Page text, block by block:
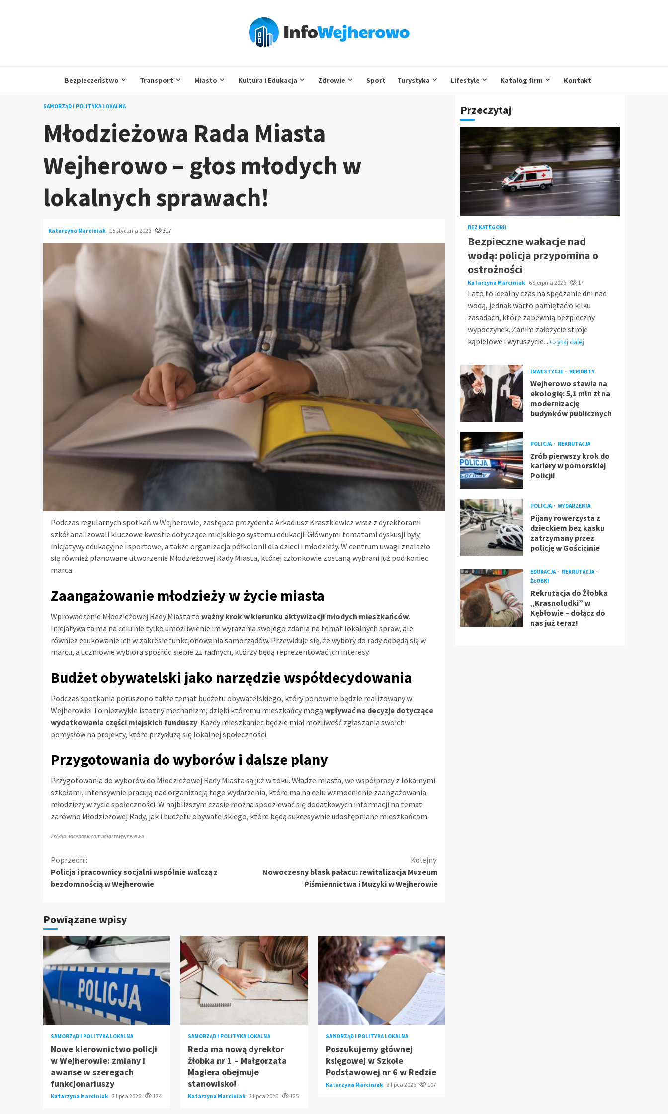
Bezpieczeństwo Transport Miasto Kultura i Edukacja Zdrowie Sport Turystyka Lifestyle Katalog firm Kontakt
SAMORZĄD I POLITYKA LOKALNA
Młodzieżowa Rada Miasta
Wejherowo – głos młodych w
lokalnych sprawach!
Katarzyna Marciniak 15 stycznia 2026 317
Podczas regularnych spotkań w Wejherowie, zastępca prezydenta Arkadiusz Kraszkiewicz wraz z dyrektorami
szkół analizowali kluczowe kwestie dotyczące miejskiego systemu edukacji. Głównymi tematami dyskusji były
inicjatywy edukacyjne i sportowe, a także organizacja półkolonii dla dzieci i młodzieży. W centrum uwagi znalazło
się również planowane utworzenie Młodzieżowej Rady Miasta, której członkowie zostaną wybrani już pod koniec
marca.
Zaangażowanie młodzieży w życie miasta
Wprowadzenie Młodzieżowej Rady Miasta to ważny krok w kierunku aktywizacji młodych mieszkańców.
Inicjatywa ta ma na celu nie tylko umożliwienie im wyrażania swojego zdania na temat lokalnych spraw, ale
również edukowanie ich w zakresie funkcjonowania samorządów. Przewiduje się, że wybory do rady odbędą się w
marcu, a uczniowie wybiorą spośród siebie 21 radnych, którzy będą reprezentować ich interesy.
Budżet obywatelski jako narzędzie współdecydowania
Podczas spotkania poruszono także temat budżetu obywatelskiego, który ponownie będzie realizowany w
Wejherowie. To niezwykle istotny mechanizm, dzięki któremu mieszkańcy mogą wpływać na decyzje dotyczące
wydatkowania części miejskich funduszy. Każdy mieszkaniec będzie miał możliwość zgłaszania swoich
pomysłów na projekty, które przysłużą się lokalnej społeczności.
Przygotowania do wyborów i dalsze plany
Przygotowania do wyborów do Młodzieżowej Rady Miasta są już w toku. Władze miasta, we współpracy z lokalnymi
szkołami, intensywnie pracują nad organizacją tego wydarzenia, które ma na celu wzmocnienie zaangażowania
młodzieży w życie społeczności. W najbliższym czasie można spodziewać się dodatkowych informacji na temat
zarówno Młodzieżowej Rady, jak i budżetu obywatelskiego, które będą sukcesywnie udostępniane mieszkańcom.
Źródło: facebook.com/MiastoWejherowo
Kontynuuj
czytanie
Poprzedni:
Policja i pracownicy socjalni wspólnie walczą z
bezdomnością w Wejherowie
Kolejny:
Nowoczesny blask pałacu: rewitalizacja Muzeum
Piśmiennictwa i Muzyki w Wejherowie
Powiązane wpisy
SAMORZĄD I POLITYKA LOKALNA
Nowe kierownictwo policji
w Wejherowie: zmiany i
awanse w szeregach
funkcjonariuszy
Katarzyna Marciniak 3 lipca 2026 124
SAMORZĄD I POLITYKA LOKALNA
Reda ma nową dyrektor
żłobka nr 1 – Małgorzata
Magiera obejmuje
stanowisko!
Katarzyna Marciniak 3 lipca 2026 125
SAMORZĄD I POLITYKA LOKALNA
Poszukujemy głównej
księgowej w Szkole
Podstawowej nr 6 w Redzie
Katarzyna Marciniak 3 lipca 2026 107
Przeczytaj
BEZ KATEGORII
Bezpieczne wakacje nad
wodą: policja przypomina o
ostrożności
Katarzyna Marciniak 6 sierpnia 2026 17
Lato to idealny czas na spędzanie dni nad
wodą, jednak warto pamiętać o kilku
zasadach, które zapewnią bezpieczny
wypoczynek. Zanim założycie stroje
kąpielowe i wyruszycie... Czytaj dalej
INWESTYCJE REMONTY
Wejherowo stawia na
ekologię: 5,1 mln zł na
modernizację
budynków publicznych
POLICJA REKRUTACJA
Zrób pierwszy krok do
kariery w pomorskiej
Policji!
POLICJA WYDARZENIA
Pijany rowerzysta z
dzieckiem bez kasku
zatrzymany przez
policję w Gościcinie
EDUKACJA
REKRUTACJA
ŻŁOBKI
Rekrutacja do Żłobka
„Krasnoludki” w
Kębłowie – dołącz do
nas już teraz!